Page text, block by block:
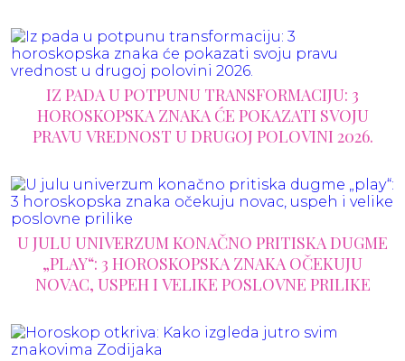
IZ PADA U POTPUNU TRANSFORMACIJU: 3
HOROSKOPSKA ZNAKA ĆE POKAZATI SVOJU
PRAVU VREDNOST U DRUGOJ POLOVINI 2026.
U JULU UNIVERZUM KONAČNO PRITISKA DUGME
„PLAY“: 3 HOROSKOPSKA ZNAKA OČEKUJU
NOVAC, USPEH I VELIKE POSLOVNE PRILIKE